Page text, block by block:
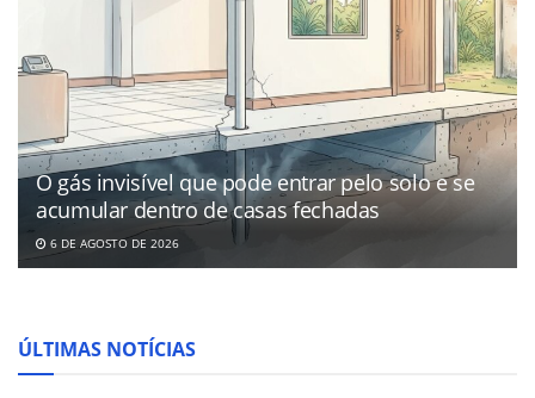
O gás invisível que pode entrar pelo solo e se
acumular dentro de casas fechadas
6 DE AGOSTO DE 2026
ÚLTIMAS NOTÍCIAS